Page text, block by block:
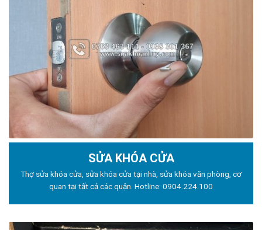
SỬA KHÓA CỬA
Thợ sửa khóa cửa, sửa khóa cửa tại nhà, sửa khóa văn phòng, cơ
quan tại tất cả các quận. Hotline: 0904.224.100